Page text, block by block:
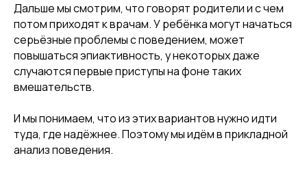
Дальше мы смотрим, что говорят родители и с чем
потом приходят к врачам. У ребёнка могут начаться
серьёзные проблемы с поведением, может
повышаться эпиактивность, у некоторых даже
случаются первые приступы на фоне таких
вмешательств.
И мы понимаем, что из этих вариантов нужно идти
туда, где надёжнее. Поэтому мы идём в прикладной
анализ поведения.